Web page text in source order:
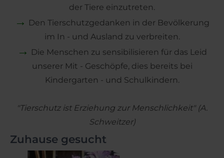
der Tiere einzutreten.
→ Den Tierschutzgedanken in der Bevölkerung
im In - und Ausland zu verbreiten.
→ Die Menschen zu sensibilisieren für das Leid
unserer Mit - Geschöpfe, dies bereits bei
Kindergarten - und Schulkindern.
"Tierschutz ist Erziehung zur Menschlichkeit" (A.
Schweitzer)
Zuhause gesucht